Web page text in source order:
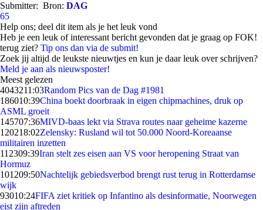
Submitter: Bron: DAG
65
Help ons; deel dit item als je het leuk vond
Heb je een leuk of interessant bericht gevonden dat je graag op FOK!
terug ziet? Tip ons dan via de submit!
Zoek jij altijd de leukste nieuwtjes en kun je daar leuk over schrijven?
Meld je aan als nieuwsposter!
Meest gelezen
4043211:03Random Pics van de Dag #1981
186010:39China boekt doorbraak in eigen chipmachines, druk op
ASML groeit
145707:36MIVD-baas lekt via Strava routes naar geheime kazerne
120218:02Zelensky: Rusland wil tot 50.000 Noord-Koreaanse
militairen inzetten
112309:39Iran stelt zes eisen aan VS voor heropening Straat van
Hormuz
101209:50Nachtelijk gebiedsverbod brengt rust terug in Rotterdamse
wijk
93010:24FIFA ziet kritiek op Infantino als desinformatie, Noorwegen
eist zijn aftreden